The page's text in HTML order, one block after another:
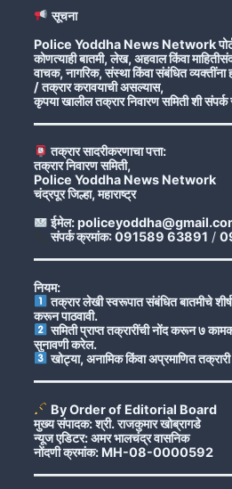
सूचना
Police Yoddha News Network
कोणत्याही बातमी, लेख, अहवाल किंवा
वाचक, नागरिक, संस्था किंवा संबंधित
/ तक्रार करावयाची असल्यास,
कृपया खालील तक्रार निवारण समिती शी संपर्क
तक्रार सादरीकरणाचा पत्ता:
तक्रार निवारण समिती,
Police Yoddha News Network
चंद्रपूर जिल्हा, महाराष्ट्र
ईमेल:
संपर्क क्रमांक: 091589 63891 /
नियम:
तक्रार लेखी स्वरूपात संबंधित बातमीचे
करून पाठवावी.
समिती प्राप्त तक्रारींची नोंद करून ७
सुनावणी करेल.
खोट्या, अनामिक किंवा अप्रमाणित तक्रारी
By Order of Editorial Board
मुख्य संपादक: श्री. राजकुमार खोब्रागडे
न्यूज एडिटर: अमर भालचंद्र वासनिक
नोंदणी क्रमांक: MH-08-0000592